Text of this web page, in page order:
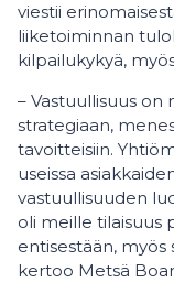
viestii
liiketoiminnan
kilpailukykyä,
– Vastuullisuus
strategiaan,
tavoitteisiin.
useissa
vastuullisuuden
oli meille tilaisuus
entisestään, myös
kertoo Metsä